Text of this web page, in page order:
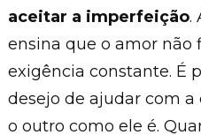
aceitar a imperfeição.
ensina que o amor não
exigência constante. É
desejo de ajudar com
o outro como ele é.